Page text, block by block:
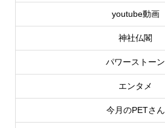
youtube動画
神社仏閣
パワーストーン
エンタメ
今月のPETさん